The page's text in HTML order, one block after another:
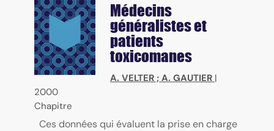
Médecins
généralistes et
patients
toxicomanes
A. VELTER ; A. GAUTIER |
2000
Chapitre
Ces données qui évaluent la prise en charge